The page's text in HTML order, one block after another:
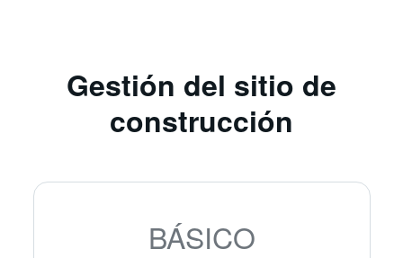
Gestión del sitio de
construcción
BÁSICO